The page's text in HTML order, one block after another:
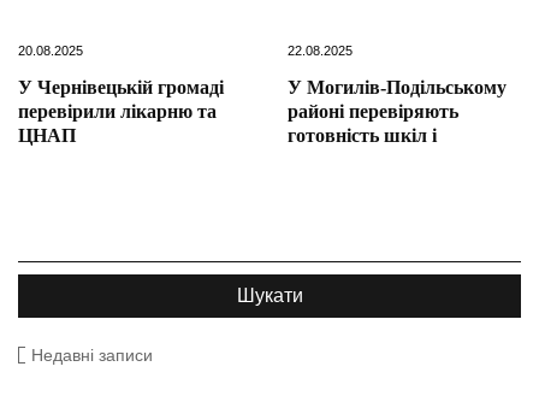
20.08.2025
У Чернівецькій громаді
перевірили лікарню та
ЦНАП
22.08.2025
У Могилів-Подільському
районі перевіряють
готовність шкіл і
Недавні записи